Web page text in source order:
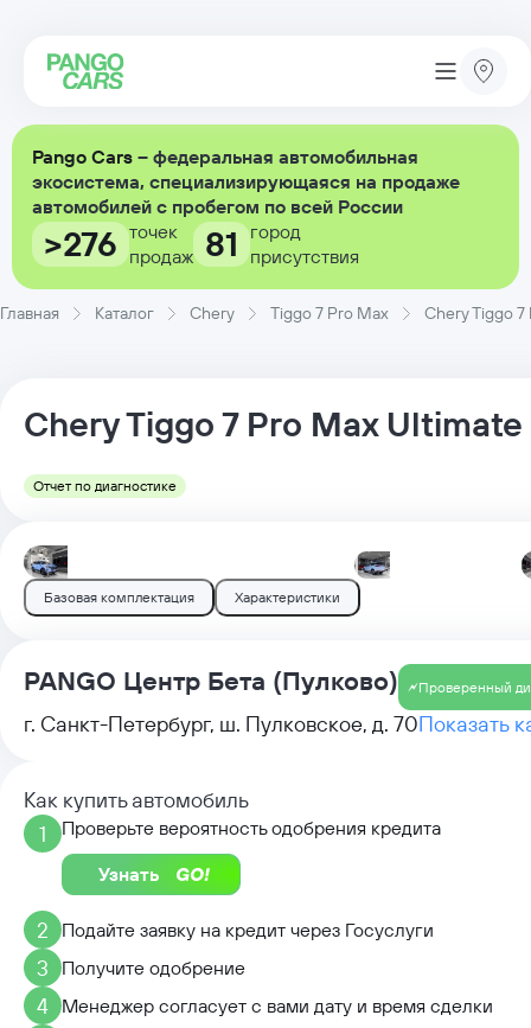
Pango Cars – федеральная автомобильная
экосистема, специализирующаяся на продаже
автомобилей с пробегом по всей России
>276 точек
продаж 81
город
присутствия
Главная Каталог Chery Tiggo 7 Pro Max Chery Tiggo 7
CheryTiggo 7 Pro Max Ultimate
Отчет по диагностике
Базовая комплектация Характеристики
PANGO Центр Бета (Пулково) Проверенный
г. Санкт-Петербург, ш. Пулковское, д. 70Показать
Как купить автомобиль
1
Проверьте вероятность одобрения кредита
Узнать
2 Подайте заявку на кредит через Госуслуги
3 Получите одобрение
4 Менеджер согласует с вами дату и время сделки